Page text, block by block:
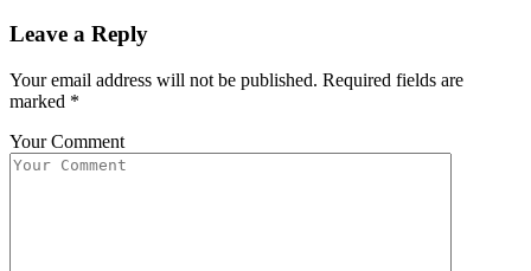
Leave a Reply
Your email address will not be published. Required fields are
marked *
Your Comment